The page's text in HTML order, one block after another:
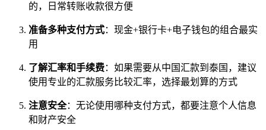
的，日常转账收款很方便
准备多种支付方式：现金+银行卡+电子钱包的组合最实
用
了解汇率和手续费：如果需要从中国汇款到泰国，建议
使用专业的汇款服务比较汇率，选择最划算的方式
注意安全：无论使用哪种支付方式，都要注意个人信息
和财产安全